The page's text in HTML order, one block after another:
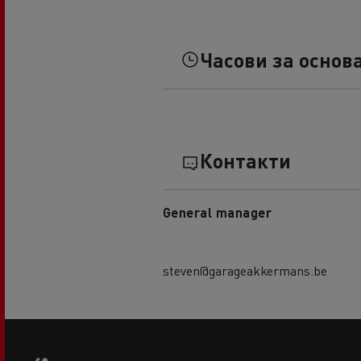
Часови за
Контакти
General manager
steven@garageakkermans.be